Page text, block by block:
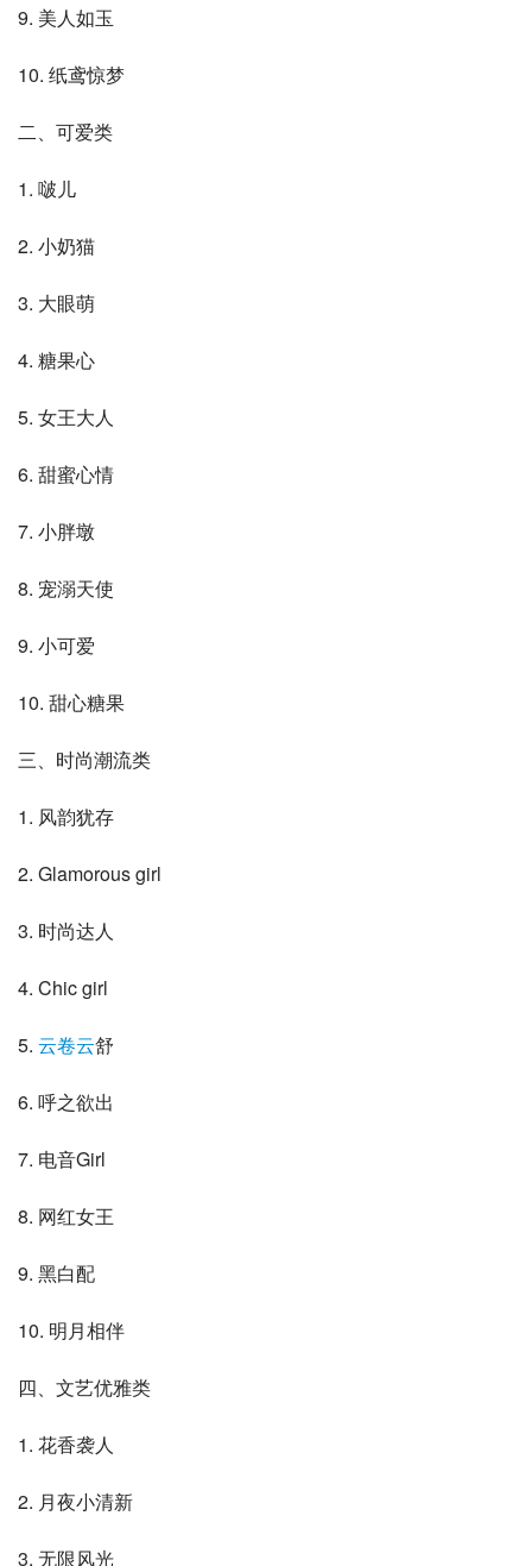
9. 美人如玉
10. 纸鸢惊梦
二、可爱类
1. 啵儿
2. 小奶猫
3. 大眼萌
4. 糖果心
5. 女王大人
6. 甜蜜心情
7. 小胖墩
8. 宠溺天使
9. 小可爱
10. 甜心糖果
三、时尚潮流类
1. 风韵犹存
2. Glamorous girl
3. 时尚达人
4. Chic girl
5. 云卷云舒
6. 呼之欲出
7. 电音Girl
8. 网红女王
9. 黑白配
10. 明月相伴
四、文艺优雅类
1. 花香袭人
2. 月夜小清新
3. 无限风光